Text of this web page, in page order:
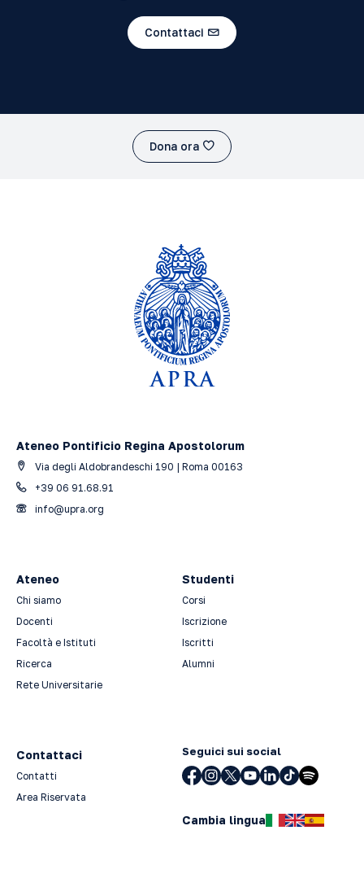
Contattaci
Dona ora
Ateneo Pontificio Regina Apostolorum
Via degli Aldobrandeschi 190 | Roma 00163
+39 06 91.68.91
info@upra.org
Ateneo
Chi siamo
Docenti
Facoltà e Istituti
Ricerca
Rete Universitarie
Studenti
Corsi
Iscrizione
Iscritti
Alumni
Contattaci
Contatti
Area Riservata
Seguici sui social
Cambia lingua